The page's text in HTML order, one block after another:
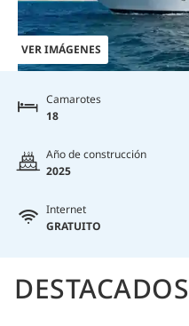
VER IMÁGENES
Camarotes
18
Año de construcción
2025
Internet
GRATUITO
DESTACADOS